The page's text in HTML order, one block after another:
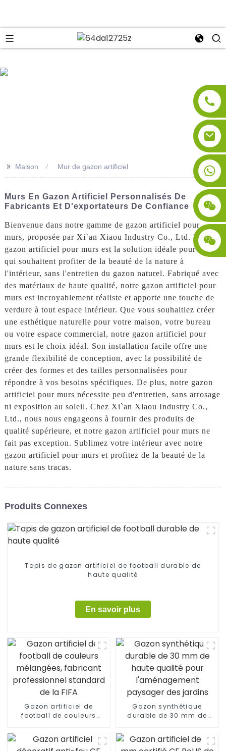
>> Maison Mur de gazon artificiel
Murs En Gazon Artificiel Personnalisés De
Fabricants Et D'exportateurs De Confiance
Bienvenue dans notre gamme de gazon artificiel pour
murs, proposée par Xi`an Xiaou Industry Co., Ltd. Notre
gazon artificiel pour murs est la solution idéale pour ceux
qui souhaitent profiter de la beauté de la nature à
l'intérieur, sans l'entretien du gazon naturel. Fabriqué avec
des matériaux de haute qualité, notre gazon artificiel pour
murs est incroyablement réaliste et apporte une touche de
verdure à tout espace intérieur. Que vous souhaitiez créer
une esthétique naturelle pour votre maison, votre bureau
ou votre espace commercial, notre gazon artificiel pour
murs est le choix idéal. Son installation facile offre une
grande flexibilité de conception, avec la possibilité de
créer des formes et des tailles personnalisées pour
répondre à vos besoins spécifiques. De plus, notre gazon
artificiel pour murs nécessite peu d'entretien, sans arrosage
ni exposition au soleil. Chez Xi`an Xiaou Industry Co.,
Ltd., nous nous engageons à fournir des produits de
qualité supérieure, et notre gazon artificiel pour murs ne
fait pas exception. Sublimez votre intérieur avec notre
gazon artificiel pour murs et profitez de la beauté de la
nature sans tracas.
Produits Connexes
Tapis de gazon artificiel de football durable de
haute qualité
En savoir plus
Gazon artificiel de
football de couleurs
professionnel standard
de la FIFA
Gazon synthétique
durable de 30 mm de
paysager des jardins